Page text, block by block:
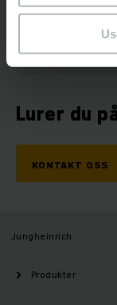
MELD DEG PÅ
Lurer du
KONTAKT OSS
Jungheinrich
Produkter